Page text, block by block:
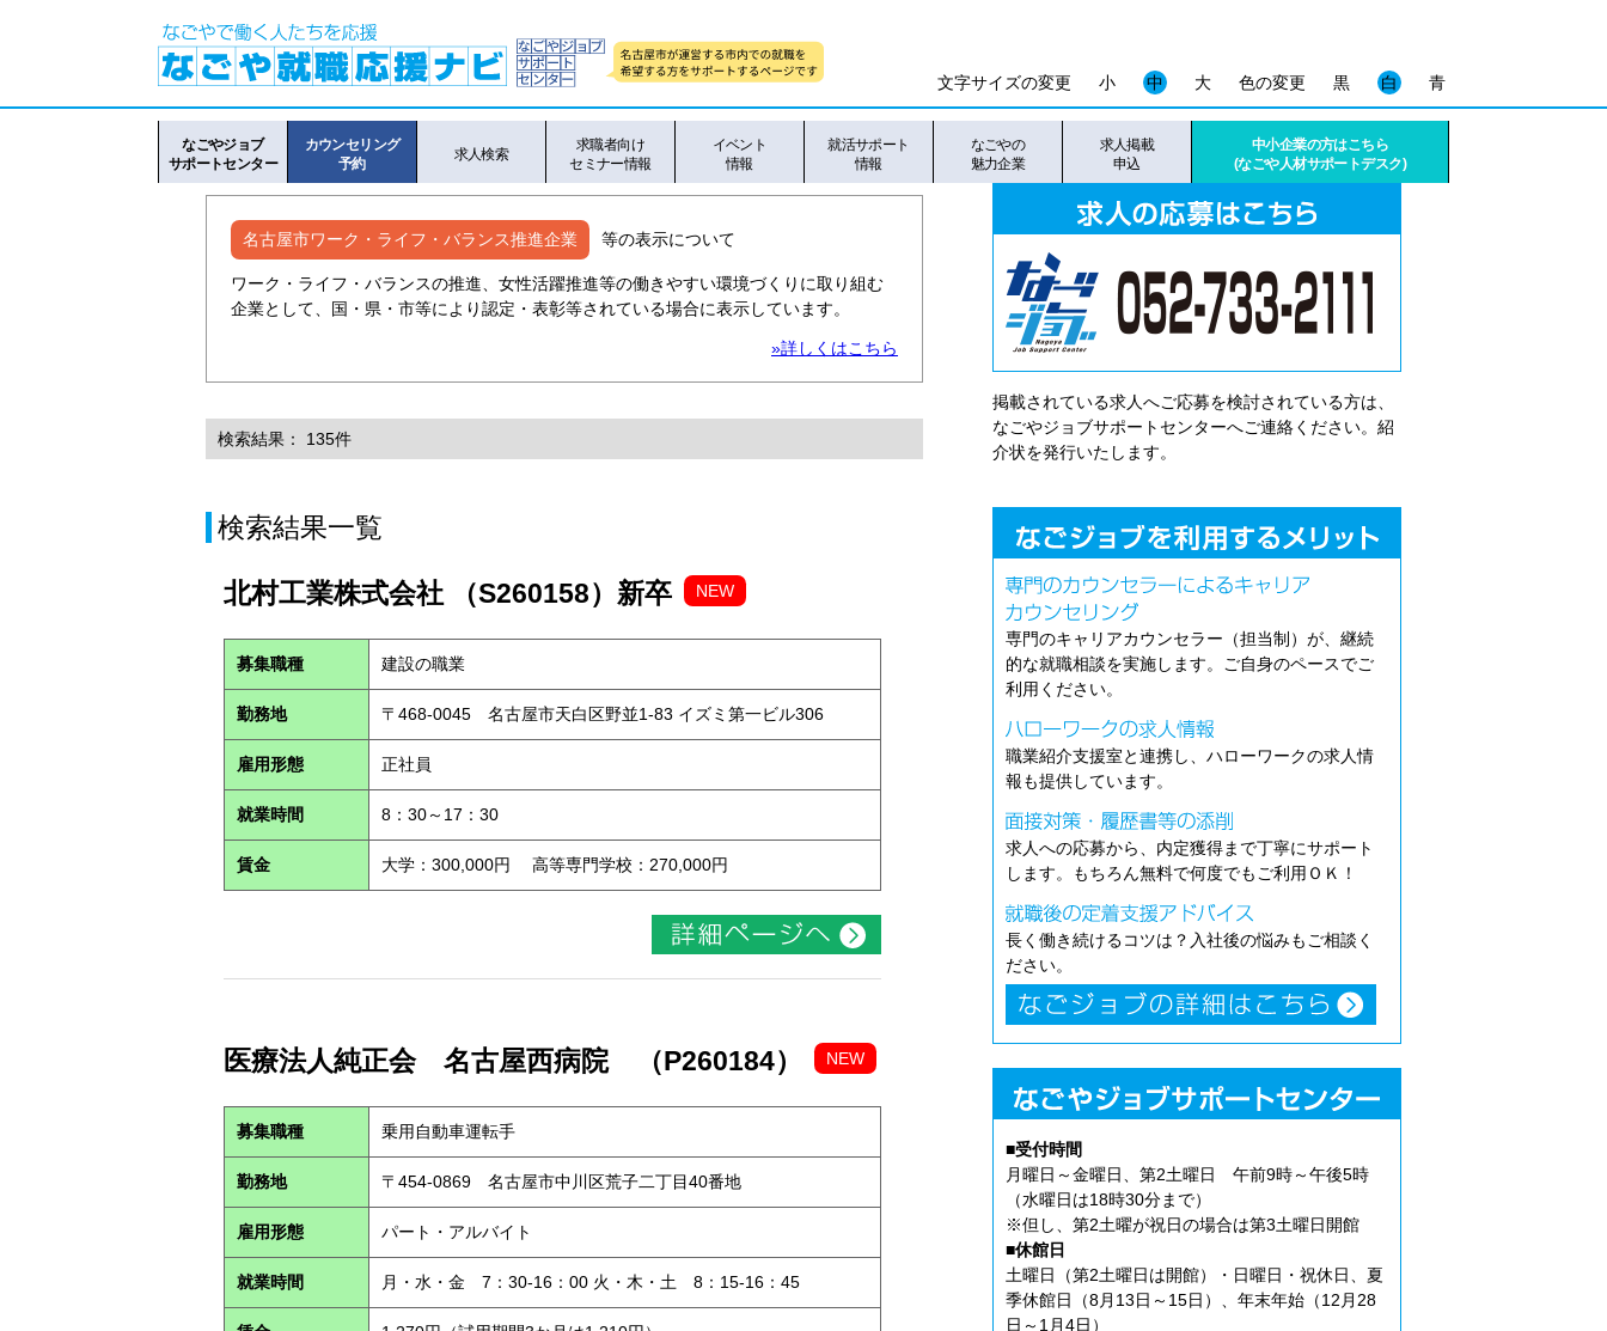
色の変更 黒 白 青
文字サイズの変更 小 中 大
なごやジョブ
サポートセンター
カウンセリング
予約
求人検索
求職者向け
セミナー情報
イベント
情報
就活サポート
情報
なごやの
魅力企業
求人掲載
申込
中小企業の方はこちら
(なごや人材サポートデスク)
名古屋市ワーク・ライフ・バランス推進企業 等の表示について
ワーク・ライフ・バランスの推進、女性活躍推進等の働きやすい環境づくりに取り組む
企業として、国・県・市等により認定・表彰等されている場合に表示しています。
»詳しくはこちら
検索結果： 135件
検索結果一覧
北村工業株式会社 （S260158）新卒 NEW
募集職種 建設の職業
勤務地 〒468-0045 名古屋市天白区野並1-83 イズミ第一ビル306
雇用形態 正社員
就業時間 8：30～17：30
賃金 大学：300,000円 高等専門学校：270,000円
医療法人純正会 名古屋西病院 （P260184） NEW
募集職種 乗用自動車運転手
勤務地 〒454-0869 名古屋市中川区荒子二丁目40番地
雇用形態 パート・アルバイト
就業時間 月・水・金 7：30-16：00 火・木・土 8：15-16：45
掲載されている求人へご応募を検討されている方は、
なごやジョブサポートセンターへご連絡ください。紹
介状を発行いたします。
専門のキャリアカウンセラー（担当制）が、継続
的な就職相談を実施します。ご自身のペースでご
利用ください。
職業紹介支援室と連携し、ハローワークの求人情
報も提供しています。
求人への応募から、内定獲得まで丁寧にサポート
します。もちろん無料で何度でもご利用ＯＫ！
長く働き続けるコツは？入社後の悩みもご相談く
ださい。
■受付時間
月曜日～金曜日、第2土曜日 午前9時～午後5時
（水曜日は18時30分まで）
※但し、第2土曜が祝日の場合は第3土曜日開館
■休館日
土曜日（第2土曜日は開館）・日曜日・祝休日、夏
季休館日（8月13日～15日）、年末年始（12月28
日～1月4日）